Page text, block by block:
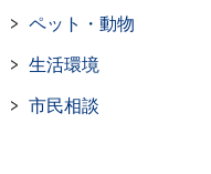
ペット・動物
生活環境
市民相談